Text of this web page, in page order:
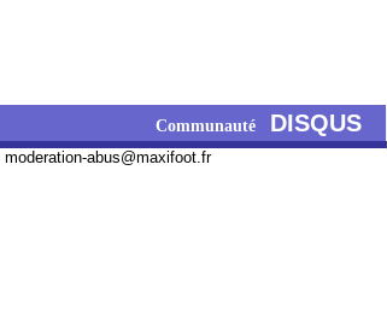
Communauté DISQUS
moderation-abus@maxifoot.fr